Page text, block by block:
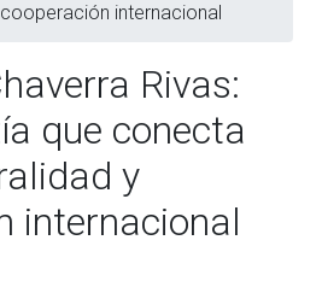
internacional
Rivas:
que conecta
y
internacional